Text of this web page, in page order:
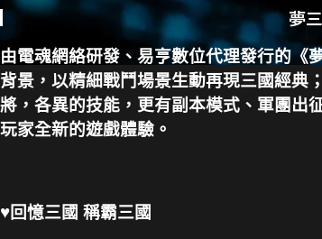
夢
由電魂網絡研發、易亨數位代理發行的《
背景，以精細戰鬥場景生動再現三國經典
將，各異的技能，更有副本模式、軍團出
玩家全新的遊戲體驗。
♥回憶三國 稱霸三國